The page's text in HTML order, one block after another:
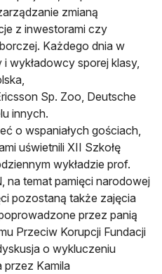
zmianą
z inwestorami czy
Każdego dnia w
wykładowcy sporej klasy,
Sp. Zoo, Deutsche
innych.
o wspaniałych gościach,
uświetnili XII Szkołę
wykładzie prof.
na temat pamięci narodowej
pozostaną także zajęcia
przez panią
Przeciw Korupcji Fundacji
o wykluczeniu
przez Kamila